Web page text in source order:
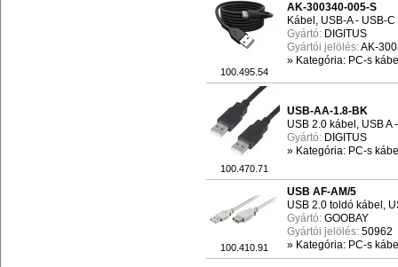
100.495.54
AK-300340-005-S
Kábel, USB-A - USB-
Gyártó: DIGITUS
Gyártói jelölés:AK-
» Kategória: PC-s
100.470.71
USB-AA-1.8-BK
USB 2.0 kábel, USB A
Gyártó: DIGITUS
» Kategória: PC-s
100.410.91
USB AF-AM/5
USB 2.0 toldó kábel,
Gyártó: GOOBAY
Gyártói jelölés: 50962
» Kategória: PC-s